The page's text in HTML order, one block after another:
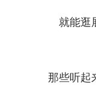
就能逛展
那些听起来